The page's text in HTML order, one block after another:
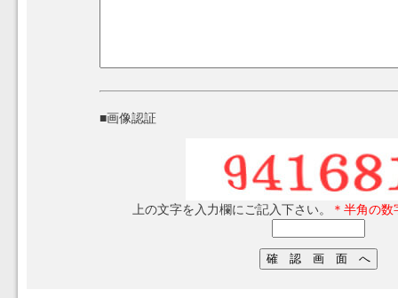
■画像認証
上の文字を入力欄にご記入下さい。 ＊半角の